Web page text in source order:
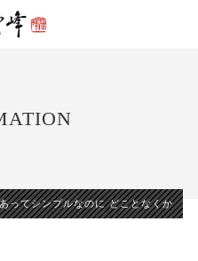
ってシンプルなのに どことなくかわい